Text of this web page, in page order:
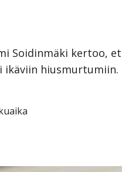
Soidinmäki kertoo,
hiusmurtumiin.